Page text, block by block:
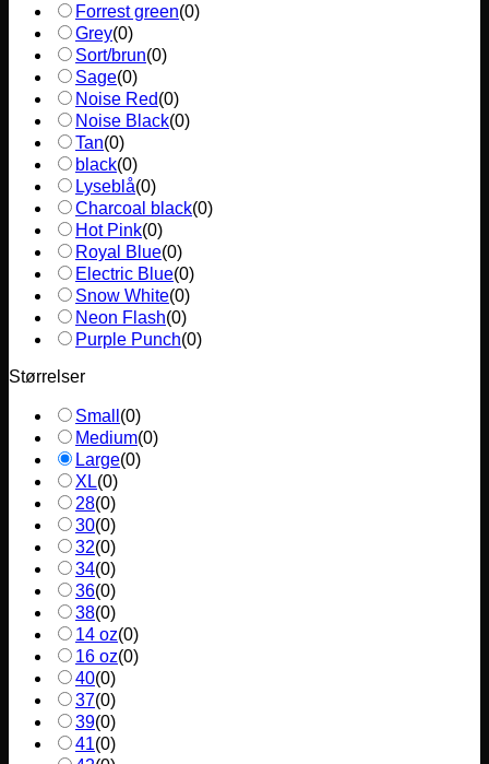
Forrest green(0)
Grey(0)
Sort/brun(0)
Sage(0)
Noise Red(0)
Noise Black(0)
Tan(0)
black(0)
Lyseblå(0)
Charcoal black(0)
Hot Pink(0)
Royal Blue(0)
Electric Blue(0)
Snow White(0)
Neon Flash(0)
Purple Punch(0)
Størrelser
Small (0)
Medium(0)
Large(0)
XL(0)
28(0)
30(0)
32(0)
34(0)
36(0)
38(0)
14 oz(0)
16 oz(0)
40(0)
37(0)
39(0)
41(0)